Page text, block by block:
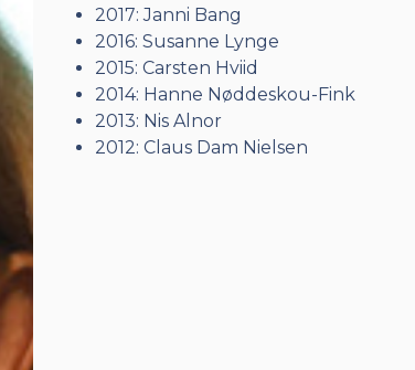
2017: Janni Bang
2016: Susanne Lynge
2015: Carsten Hviid
2014: Hanne Nøddeskou-Fink
2013: Nis Alnor
2012: Claus Dam Nielsen